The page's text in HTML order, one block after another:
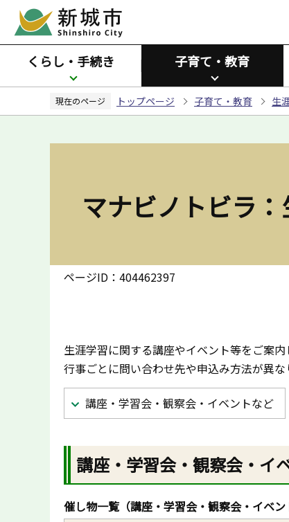
ペ
ジ
先
くらし・手続き 子育て・教育
現在のページ トップページ 子育て・教育 生
マナビノトビラ
ページID：404462397
生涯学習に関する講座やイベント等をご案内
行事ごとに問い合わせ先や申込み方法が異
講座・学習会・観察会・イベントなど
講座・学習会・観察会・イ
催し物一覧（講座・学習会・観察会・イベン